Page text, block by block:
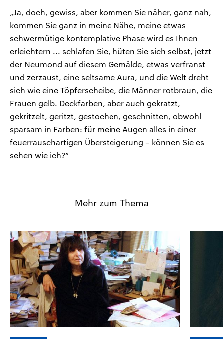
„Ja, doch, gewiss, aber kommen Sie näher, ganz nah,
kommen Sie ganz in meine Nähe, meine etwas
schwermütige kontemplative Phase wird es Ihnen
erleichtern ... schlafen Sie, hüten Sie sich selbst, jetzt
der Neumond auf diesem Gemälde, etwas verfranst
und zerzaust, eine seltsame Aura, und die Welt dreht
sich wie eine Töpferscheibe, die Männer rotbraun, die
Frauen gelb. Deckfarben, aber auch gekratzt,
gekritzelt, geritzt, gestochen, geschnitten, obwohl
sparsam in Farben: für meine Augen alles in einer
feuerrauschartigen Übersteigerung – können Sie es
sehen wie ich?“
Mehr zum Thema